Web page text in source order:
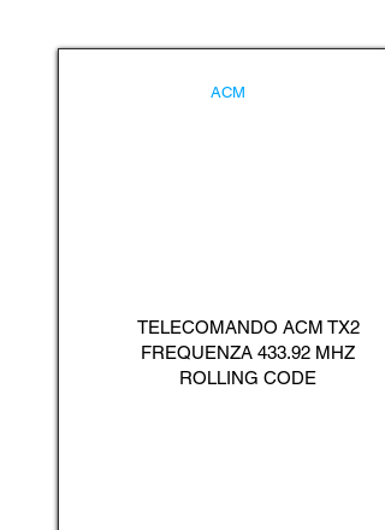
ACM
TELECOMANDO ACM TX2
FREQUENZA 433.92 MHZ
ROLLING CODE